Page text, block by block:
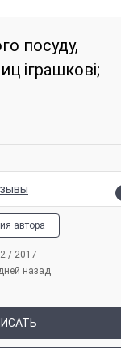
посуду,
іграшкові;
автора
/ 2017
назад